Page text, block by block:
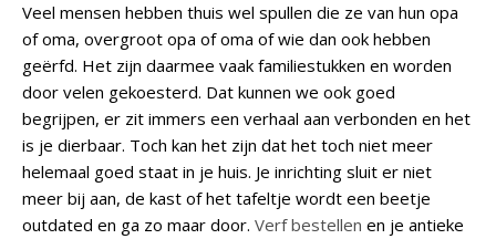
Veel mensen hebben thuis wel spullen die ze van hun opa
of oma, overgroot opa of oma of wie dan ook hebben
geërfd. Het zijn daarmee vaak familiestukken en worden
door velen gekoesterd. Dat kunnen we ook goed
begrijpen, er zit immers een verhaal aan verbonden en het
is je dierbaar. Toch kan het zijn dat het toch niet meer
helemaal goed staat in je huis. Je inrichting sluit er niet
meer bij aan, de kast of het tafeltje wordt een beetje
outdated en ga zo maar door. Verf bestellen en je antieke